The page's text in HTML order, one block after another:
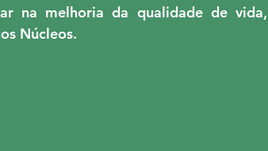
na melhoria da qualidade de vida,
Núcleos.